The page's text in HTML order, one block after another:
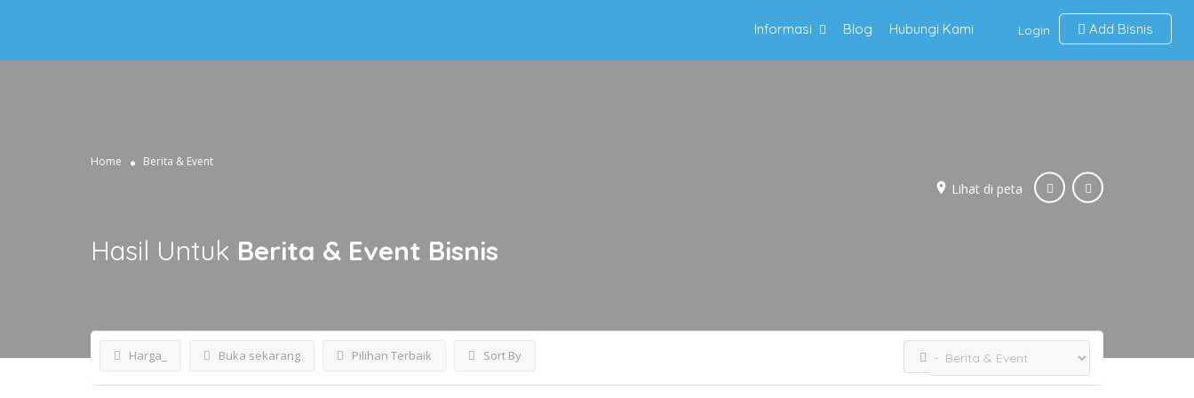
Login Add Bisnis
Informasi Blog Hubungi Kami
Home Berita & Event
Lihat di peta
Hasil Untuk Berita & Event Bisnis
Harga_ Buka sekarang Pilihan Terbaik Sort By